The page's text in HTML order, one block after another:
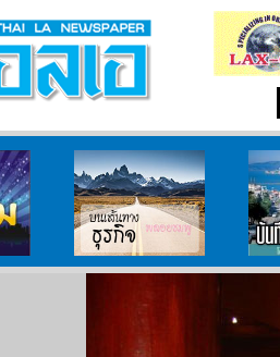
บนเส้นทางธุรกิจ บั